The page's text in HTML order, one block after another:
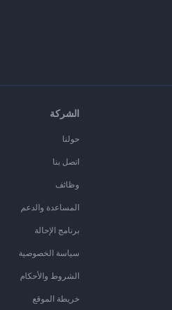
الشركة
حولنا
اتصل بنا
وظائف
المساعدة والدعم
برنامج الإحالة
سياسة الخصوصية
الشروط والأحكام
خريطة الموقع